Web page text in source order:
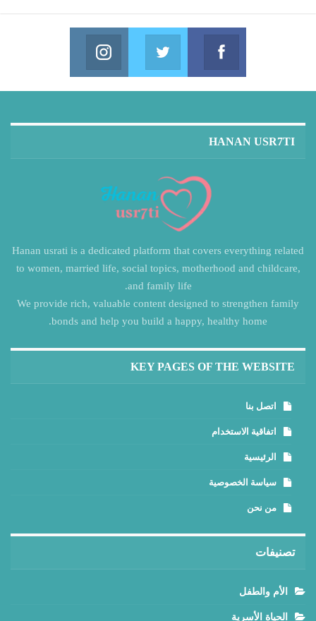
Facebook
Join us on Facebook
Twitter
Join us on Twitter
HANAN USR7TI
Hanan usrati is a dedicated platform that covers everything related
to women, married life, social topics, motherhood and childcare,
and family life.
We provide rich, valuable content designed to strengthen family
bonds and help you build a happy, healthy home.
KEY PAGES OF THE WEBSITE
اتصل بنا
اتفاقية الاستخدام
الرئيسية
سياسة الخصوصية
من نحن
تصنيفات
الأم والطفل
الحياة الأسرية